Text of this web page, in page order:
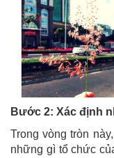
Bước 2: Xác định
Trong vòng tròn
những gì tổ chức